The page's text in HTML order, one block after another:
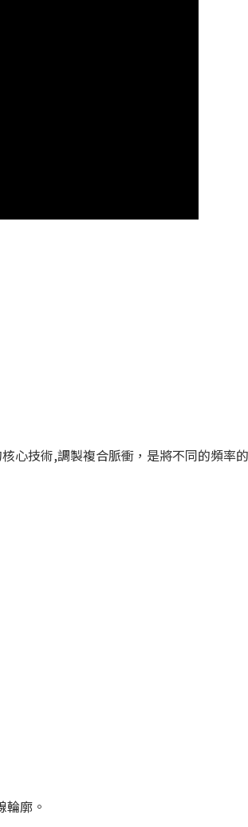
心技術,調製複合脈衝，是將不同的頻率
廓。